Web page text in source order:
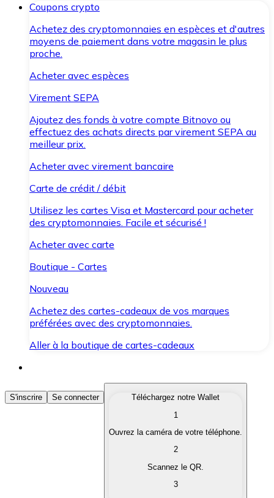
Coupons crypto
Achetez des cryptomonnaies en espèces et d'autres
moyens de paiement dans votre magasin le plus
proche.
Acheter avec espèces
Virement SEPA
Ajoutez des fonds à votre compte Bitnovo ou
effectuez des achats directs par virement SEPA au
meilleur prix.
Acheter avec virement bancaire
Carte de crédit / débit
Utilisez les cartes Visa et Mastercard pour acheter
des cryptomonnaies. Facile et sécurisé !
Acheter avec carte
Boutique - Cartes
Nouveau
Achetez des cartes-cadeaux de vos marques
préférées avec des cryptomonnaies.
Aller à la boutique de cartes-cadeaux
Acheter des Cryptomonnaies
Achetez les cryptomonnaies qui vous intéressent
Convertissez vos cryptomonnaies en monnaie
S'inscrire Se connecter
Téléchargez notre Wallet
1
Ouvrez la caméra de votre téléphone.
2
Scannez le QR.
3